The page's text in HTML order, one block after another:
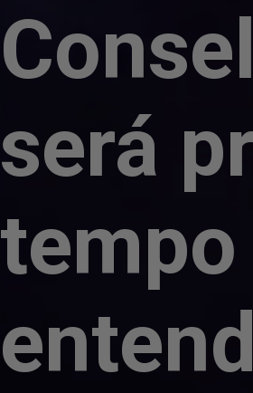
será